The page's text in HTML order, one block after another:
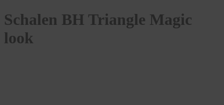
Schalen BH Triangle Magic
look